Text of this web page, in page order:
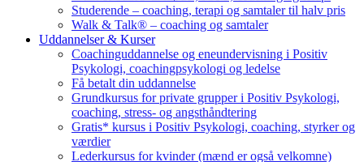
Studerende – coaching, terapi og samtaler til halv pris
Walk & Talk® – coaching og samtaler
Uddannelser & Kurser
Coachinguddannelse og eneundervisning i Positiv
Psykologi, coachingpsykologi og ledelse
Få betalt din uddannelse
Grundkursus for private grupper i Positiv Psykologi,
coaching, stress- og angsthåndtering
Gratis* kursus i Positiv Psykologi, coaching, styrker og
værdier
Lederkursus for kvinder (mænd er også velkomne)